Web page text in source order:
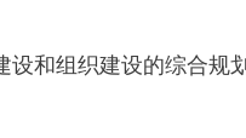
和组织建设的综合规